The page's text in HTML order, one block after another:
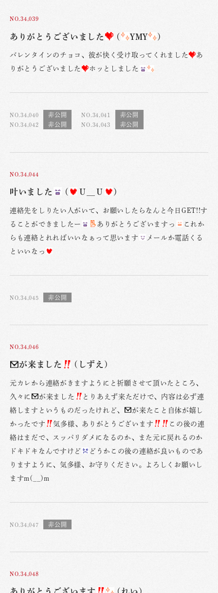
NO.34,039
ありがとうございました ( YMY )
バレンタインのチョコ、彼が快く受け取ってくれました
あ
りがとうございました
ホッとしました
NO.34,040
NO.34,041
NO.34,042
NO.34,043
NO.34,044
叶いました ( Ｕ＿Ｕ )
連絡先をしりたい人がいて、お願いしたらなんと今日GET!!す
ることができましたー
ありがとうございますっ
これか
らも連絡とれればいいなぁって思います
メールか電話くる
といいなっ
NO.34,045
NO.34,046
が来ました (しずえ)
元カレから連絡がきますようにと祈願させて頂いたところ、
久々に
が来ました
とりあえず来ただけで、内容は必ず連
絡しますというものだったけれど、
が来たこと自体が嬉し
かったです
気多様、ありがとうございます
この後の連
絡はまだで、スッパリダメになるのか、また元に戻れるのか
ドキドキなんですけど
どうかこの後の連絡が良いものであ
りますように、気多様、お守りください。よろしくお願いし
ますm(__)m
NO.34,047
NO.34,048